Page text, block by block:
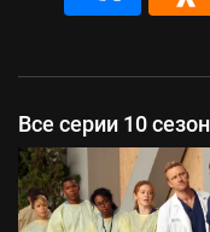
Все серии 10